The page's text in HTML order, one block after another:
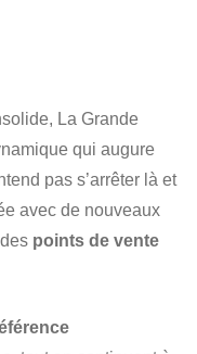
La Grande
qui augure
pas s’arrêter là et
avec de nouveaux
points de vente